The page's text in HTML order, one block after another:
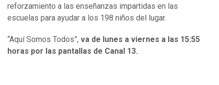
reforzamiento a las enseñanzas impartidas en las
escuelas para ayudar a los 198 niños del lugar.
“Aquí Somos Todos”, va de lunes a viernes a las 15:55
horas por las pantallas de Canal 13.